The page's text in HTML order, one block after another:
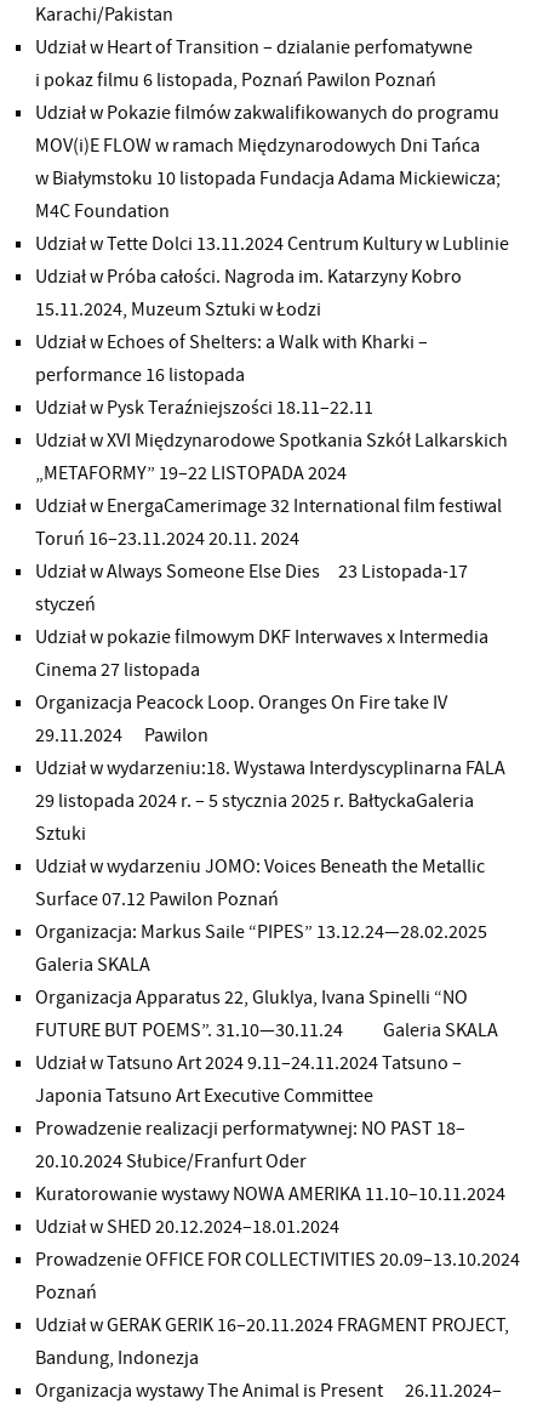
Karachi/Pakistan
Udział w Heart of Transition – dzialanie perfomatywne
i pokaz filmu 6 listopada, Poznań Pawilon Poznań
Udział w Pokazie filmów zakwalifikowanych do programu
MOV(i)E FLOW w ramach Międzynarodowych Dni Tańca
w Białymstoku 10 listopada Fundacja Adama Mickiewicza;
M4C Foundation
Udział w Tette Dolci 13.11.2024 Centrum Kultury w Lublinie
Udział w Próba całości. Nagroda im. Katarzyny Kobro
15.11.2024, Muzeum Sztuki w Łodzi
Udział w Echoes of Shelters: a Walk with Kharki –
performance 16 listopada
Udział w Pysk Teraźniejszości 18.11–22.11
Udział w XVI Międzynarodowe Spotkania Szkół Lalkarskich
„METAFORMY” 19–22 LISTOPADA 2024
Udział w EnergaCamerimage 32 International film festiwal
Toruń 16–23.11.2024 20.11. 2024
Udział w Always Someone Else Dies 23 Listopada-17
styczeń
Udział w pokazie filmowym DKF Interwaves x Intermedia
Cinema 27 listopada
Organizacja Peacock Loop. Oranges On Fire take IV
29.11.2024 Pawilon
Udział w wydarzeniu:18. Wystawa Interdyscyplinarna FALA
29 listopada 2024 r. – 5 stycznia 2025 r. BałtyckaGaleria
Sztuki
Udział w wydarzeniu JOMO: Voices Beneath the Metallic
Surface 07.12 Pawilon Poznań
Organizacja: Markus Saile “PIPES” 13.12.24—28.02.2025
Galeria SKALA
Organizacja Apparatus 22, Gluklya, Ivana Spinelli “NO
FUTURE BUT POEMS”. 31.10—30.11.24 Galeria SKALA
Udział w Tatsuno Art 2024 9.11–24.11.2024 Tatsuno –
Japonia Tatsuno Art Executive Committee
Prowadzenie realizacji performatywnej: NO PAST 18–
20.10.2024 Słubice/Franfurt Oder
Kuratorowanie wystawy NOWA AMERIKA 11.10–10.11.2024
Udział w SHED 20.12.2024–18.01.2024
Prowadzenie OFFICE FOR COLLECTIVITIES 20.09–13.10.2024
Poznań
Udział w GERAK GERIK 16–20.11.2024 FRAGMENT PROJECT,
Bandung, Indonezja
Organizacja wystawy The Animal is Present 26.11.2024–